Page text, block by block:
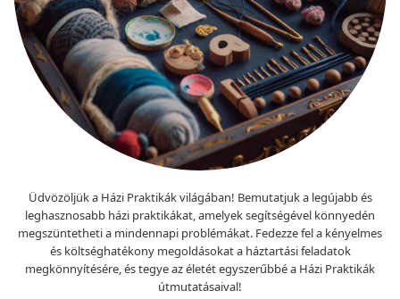
Üdvözöljük a Házi Praktikák világában! Bemutatjuk a legújabb és
leghasznosabb házi praktikákat, amelyek segítségével könnyedén
megszüntetheti a mindennapi problémákat. Fedezze fel a kényelmes
és költséghatékony megoldásokat a háztartási feladatok
megkönnyítésére, és tegye az életét egyszerűbbé a Házi Praktikák
útmutatásaival!